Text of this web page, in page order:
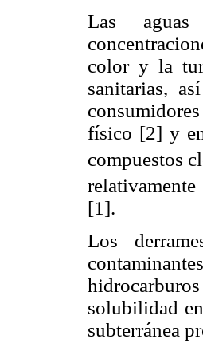
Las aguas
color y la
sanitarias,
físico [2] y
compuestos
[1].
Los
solubilidad
subterránea